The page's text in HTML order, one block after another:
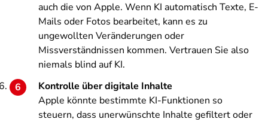
auch die von Apple. Wenn KI automatisch Texte, E-
Mails oder Fotos bearbeitet, kann es zu
ungewollten Veränderungen oder
Missverständnissen kommen. Vertrauen Sie also
niemals blind auf KI.
Kontrolle über digitale Inhalte
Apple könnte bestimmte KI-Funktionen so
steuern, dass unerwünschte Inhalte gefiltert oder